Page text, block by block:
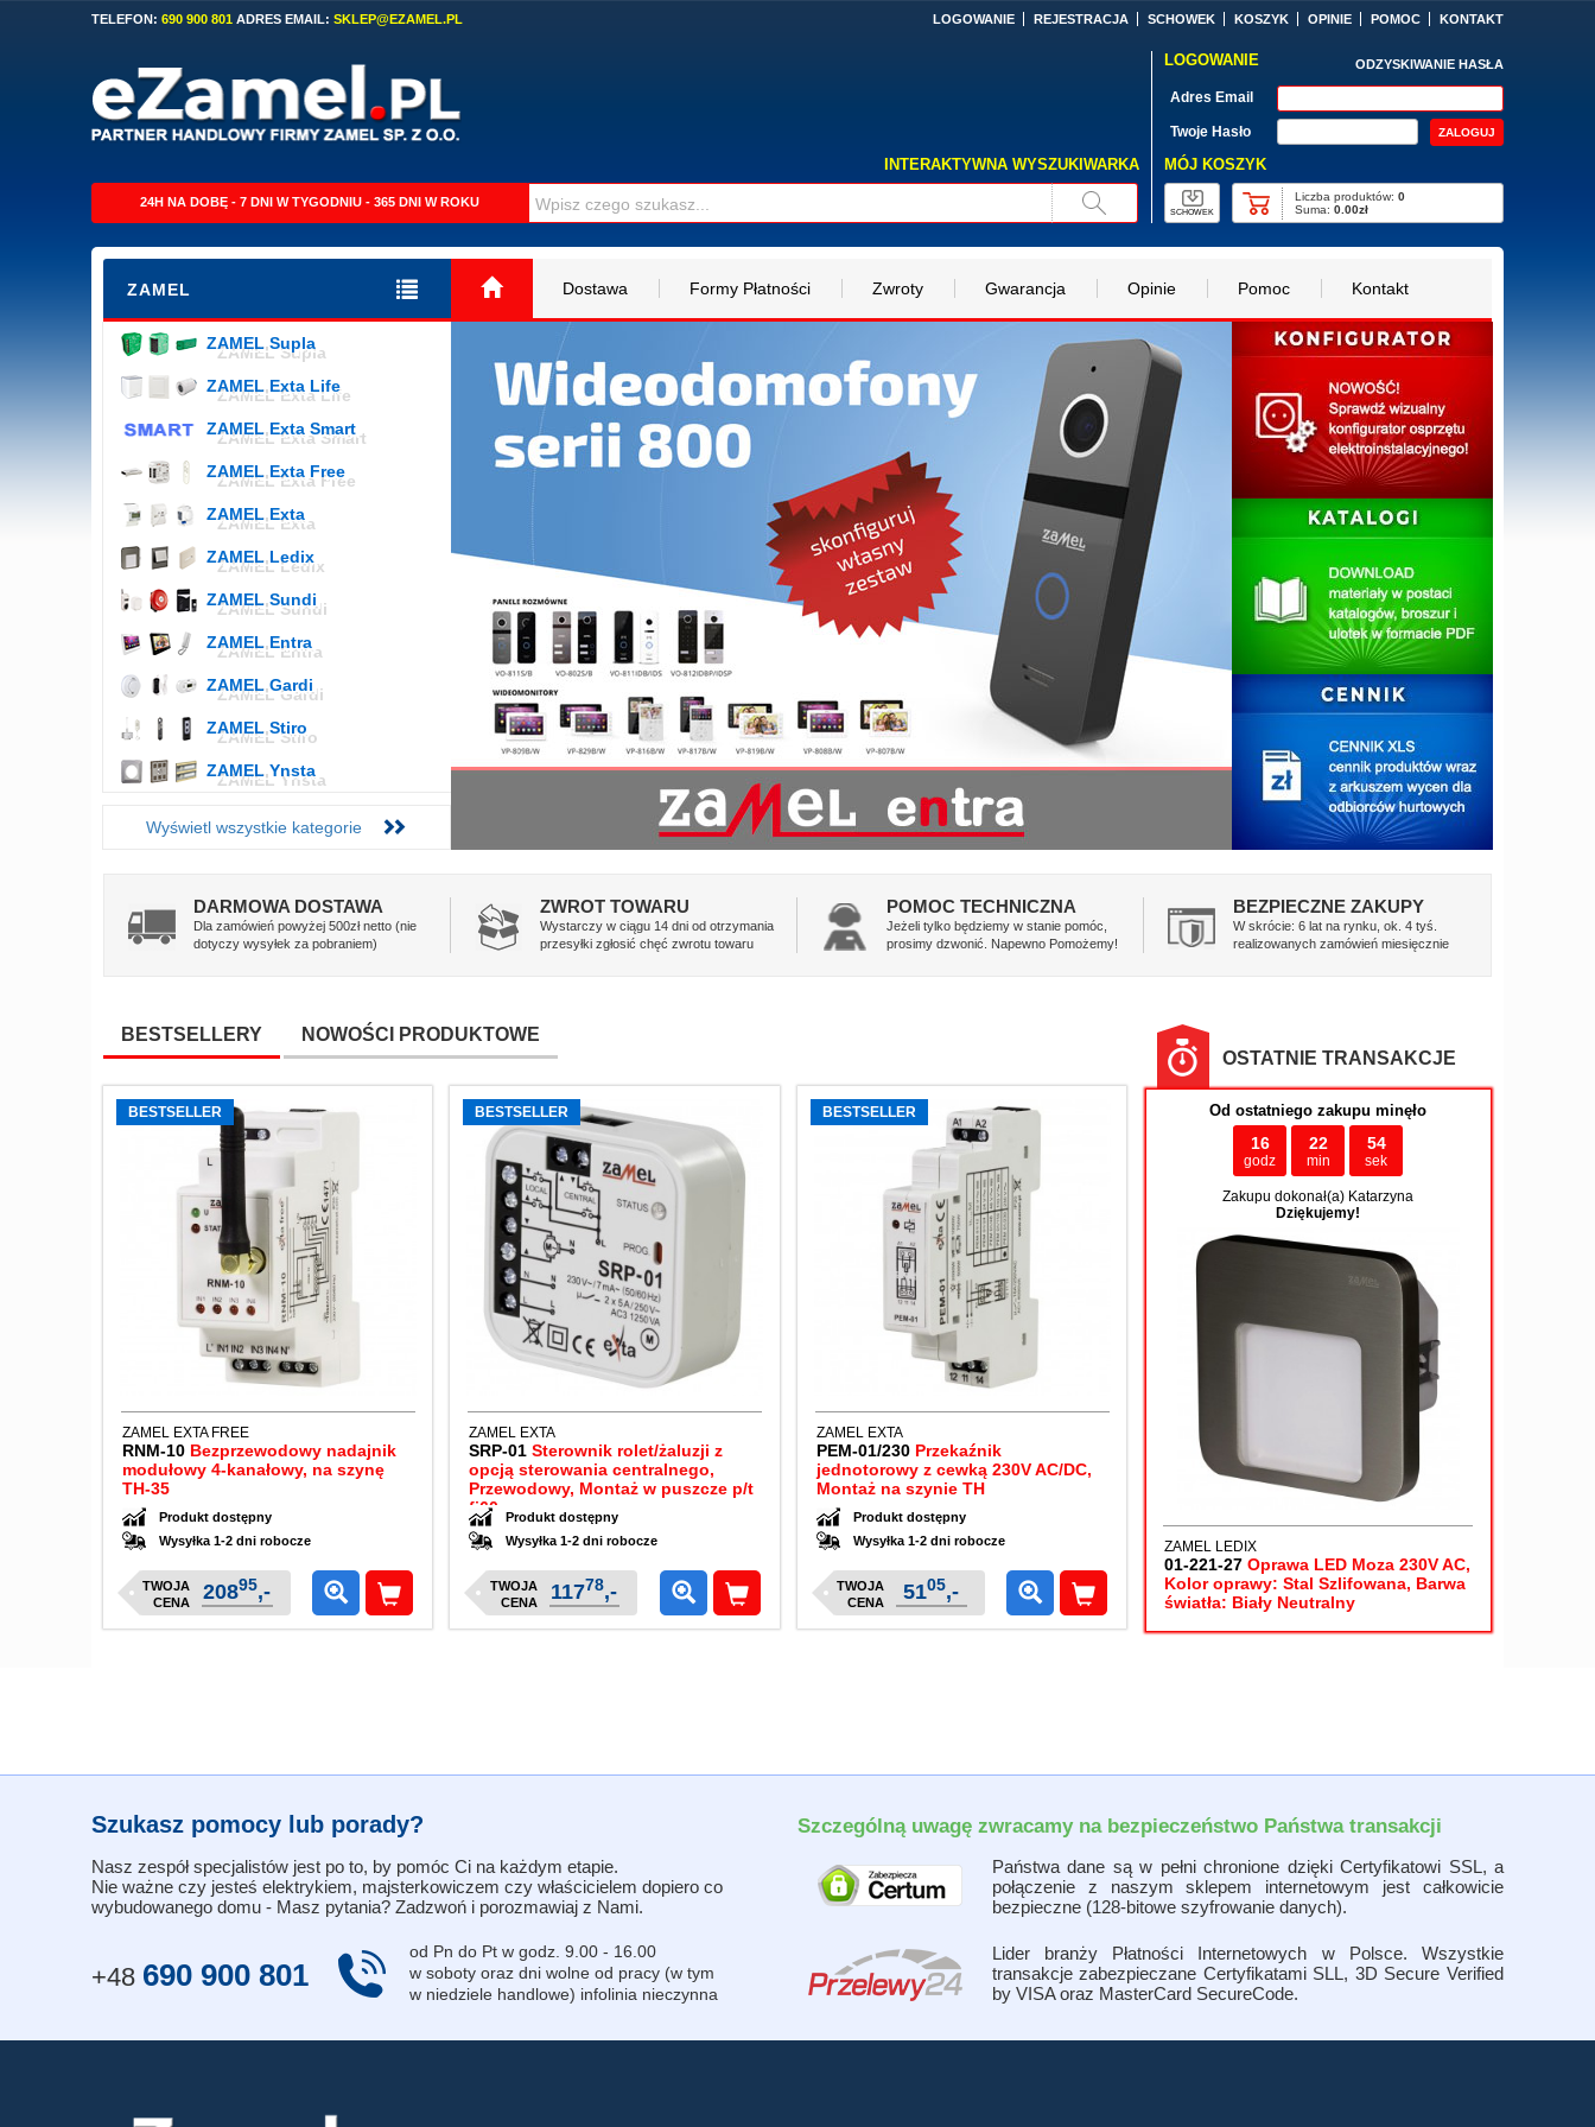
TELEFON: 690 900 801 ADRES EMAIL: SKLEP@EZAMEL.PL LOGOWANIE REJESTRACJA SCHOWEK KOSZYK OPINIE POMOC KONTAKT
INTERAKTYWNA WYSZUKIWARKA
24H NA DOBĘ - 7 DNI W TYGODNIU - 365 DNI W ROKU
LOGOWANIE ODZYSKIWANIE HASŁA
Adres Email
Twoje Hasło
MÓJ KOSZYK
SCHOWEK
Liczba produktów:0
Suma:0.00zł
ZAMEL Dostawa Formy Płatności Zwroty Gwarancja Opinie Pomoc Kontakt
ZAMEL Supla
ZAMEL Exta Life
ZAMEL Exta Smart
ZAMEL Exta Free
ZAMEL Exta
ZAMEL Ledix
ZAMEL Sundi
ZAMEL Entra
ZAMEL Gardi
ZAMEL Stiro
ZAMEL Ynsta
Wyświetl wszystkie kategorie
DARMOWA DOSTAWA
Dla zamówień powyżej 500zł netto (nie
dotyczy wysyłek za pobraniem)
ZWROT TOWARU
Wystarczy w ciągu 14 dni od otrzymania
przesyłki zgłosić chęć zwrotu towaru
POMOC TECHNICZNA
Jeżeli tylko będziemy w stanie pomóc,
prosimy dzwonić. Napewno Pomożemy!
BEZPIECZNE ZAKUPY
W skrócie: 6 lat na rynku, ok. 4 tyś.
realizowanych zamówień miesięcznie
BESTSELLERY NOWOŚCI PRODUKTOWE
BESTSELLER
ZAMEL EXTA FREE
RNM-10 Bezprzewodowy nadajnik
modułowy 4-kanałowy, na szynę
TH-35
Produkt dostępny
Wysyłka 1-2 dni robocze
TWOJA
CENA
20895,-
BESTSELLER
ZAMEL EXTA
SRP-01Sterownik rolet/żaluzji z
opcją sterowania centralnego,
Przewodowy, Montaż w puszcze p/t
fi60
Produkt dostępny
Wysyłka 1-2 dni robocze
TWOJA
CENA
11778,-
BESTSELLER
ZAMEL EXTA
PEM-01/230 Przekaźnik
jednotorowy z cewką 230V AC/DC,
Montaż na szynie TH
Produkt dostępny
Wysyłka 1-2 dni robocze
TWOJA
CENA
5105,-
OSTATNIE TRANSAKCJE
Od ostatniego zakupu minęło
16
godz
22
min
54
sek
Zakupu dokonał(a) Katarzyna
Dziękujemy!
ZAMEL LEDIX
01-221-27 Oprawa LED Moza 230V AC,
Kolor oprawy: Stal Szlifowana, Barwa
światła: Biały Neutralny
Szukasz pomocy lub porady?
Nasz zespół specjalistów jest po to, by pomóc Ci na każdym etapie.
Nie ważne czy jesteś elektrykiem, majsterkowiczem czy właścicielem dopiero co
wybudowanego domu - Masz pytania? Zadzwoń i porozmawiaj z Nami.
+48 690 900 801
od Pn do Pt w godz. 9.00 - 16.00
w soboty oraz dni wolne od pracy (w tym
w niedziele handlowe) infolinia nieczynna
Szczególną uwagę zwracamy na bezpieczeństwo Państwa transakcji
Państwa dane są w pełni chronione dzięki Certyfikatowi SSL, a
połączenie z naszym sklepem internetowym jest całkowicie
bezpieczne (128-bitowe szyfrowanie danych).
Lider branży Płatności Internetowych w Polsce. Wszystkie
transakcje zabezpieczane Certyfikatami SLL, 3D Secure Verified
by VISA oraz MasterCard SecureCode.